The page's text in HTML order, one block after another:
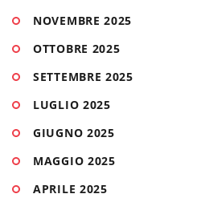
NOVEMBRE 2025
OTTOBRE 2025
SETTEMBRE 2025
LUGLIO 2025
GIUGNO 2025
MAGGIO 2025
APRILE 2025